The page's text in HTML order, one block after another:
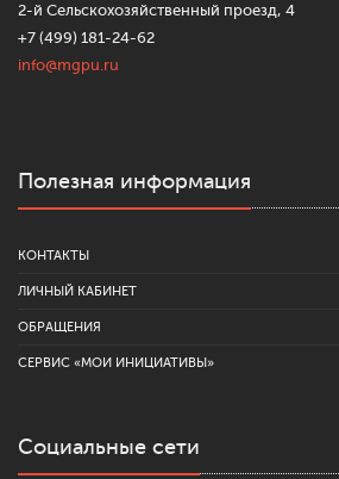
2-й Сельскохозяйственный проезд, 4
+7 (499) 181-24-62
info@mgpu.ru
Полезная информация
КОНТАКТЫ
ЛИЧНЫЙ КАБИНЕТ
ОБРАЩЕНИЯ
СЕРВИС «МОИ ИНИЦИАТИВЫ»
Социальные сети